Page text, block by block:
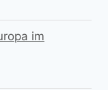
im